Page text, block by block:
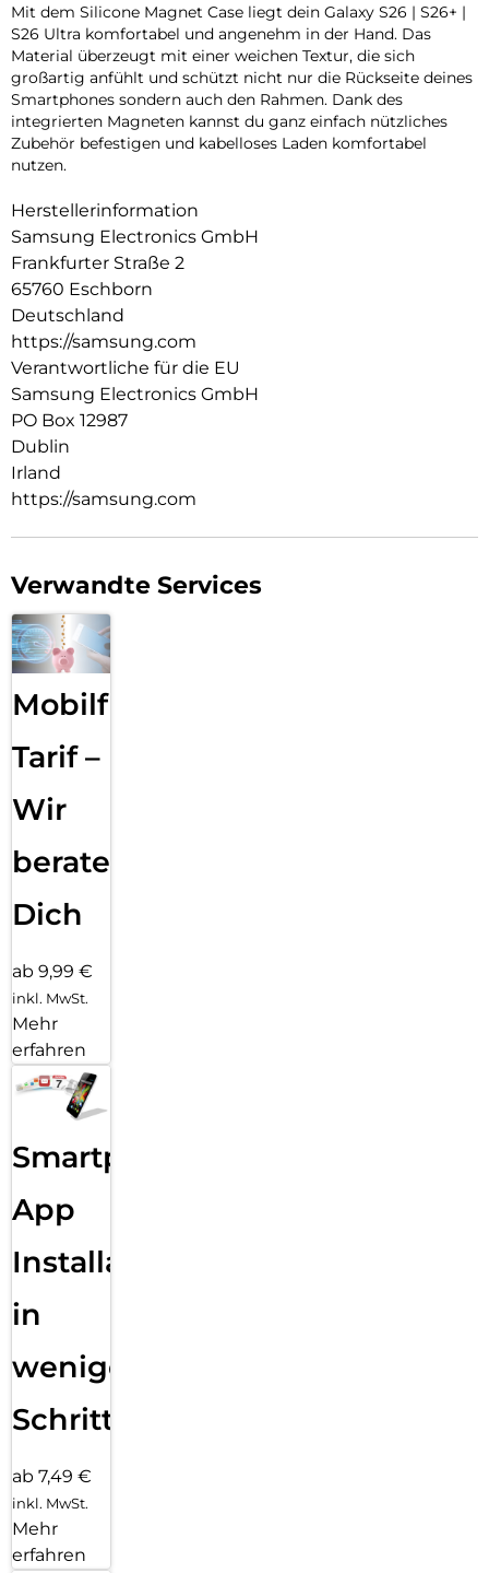
Mit dem Silicone Magnet Case liegt dein Galaxy S26 | S26+ |
S26 Ultra komfortabel und angenehm in der Hand. Das
Material überzeugt mit einer weichen Textur, die sich
großartig anfühlt und schützt nicht nur die Rückseite deines
Smartphones sondern auch den Rahmen. Dank des
integrierten Magneten kannst du ganz einfach nützliches
Zubehör befestigen und kabelloses Laden komfortabel
nutzen.
Herstellerinformation
Samsung Electronics GmbH
Frankfurter Straße 2
65760 Eschborn
Deutschland
https://samsung.com
Verantwortliche für die EU
Samsung Electronics GmbH
PO Box 12987
Dublin
Irland
https://samsung.com
Verwandte Services
Mobilfunk
Tarif –
Wir
beraten
Dich
ab 9,99 €
inkl. MwSt.
Mehr
erfahren
Smartphone
App
Installation
in
wenigen
Schritten
ab 7,49 €
inkl. MwSt.
Mehr
erfahren